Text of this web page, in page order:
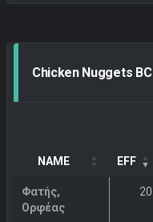
Chicken Nuggets BC
NAME EFF
Φατής,
Ορφέας
20